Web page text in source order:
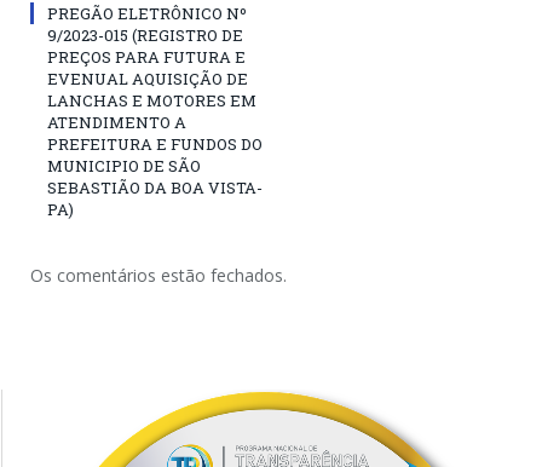
PREGÃO ELETRÔNICO Nº
9/2023-015 (REGISTRO DE
PREÇOS PARA FUTURA E
EVENUAL AQUISIÇÃO DE
LANCHAS E MOTORES EM
ATENDIMENTO A
PREFEITURA E FUNDOS DO
MUNICIPIO DE SÃO
SEBASTIÃO DA BOA VISTA-
PA)
Os comentários estão fechados.